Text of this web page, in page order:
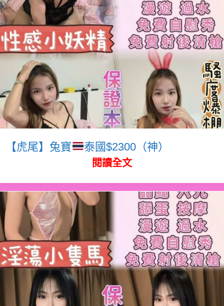
【虎尾】兔寶 泰國$2300（神）
閱讀全文